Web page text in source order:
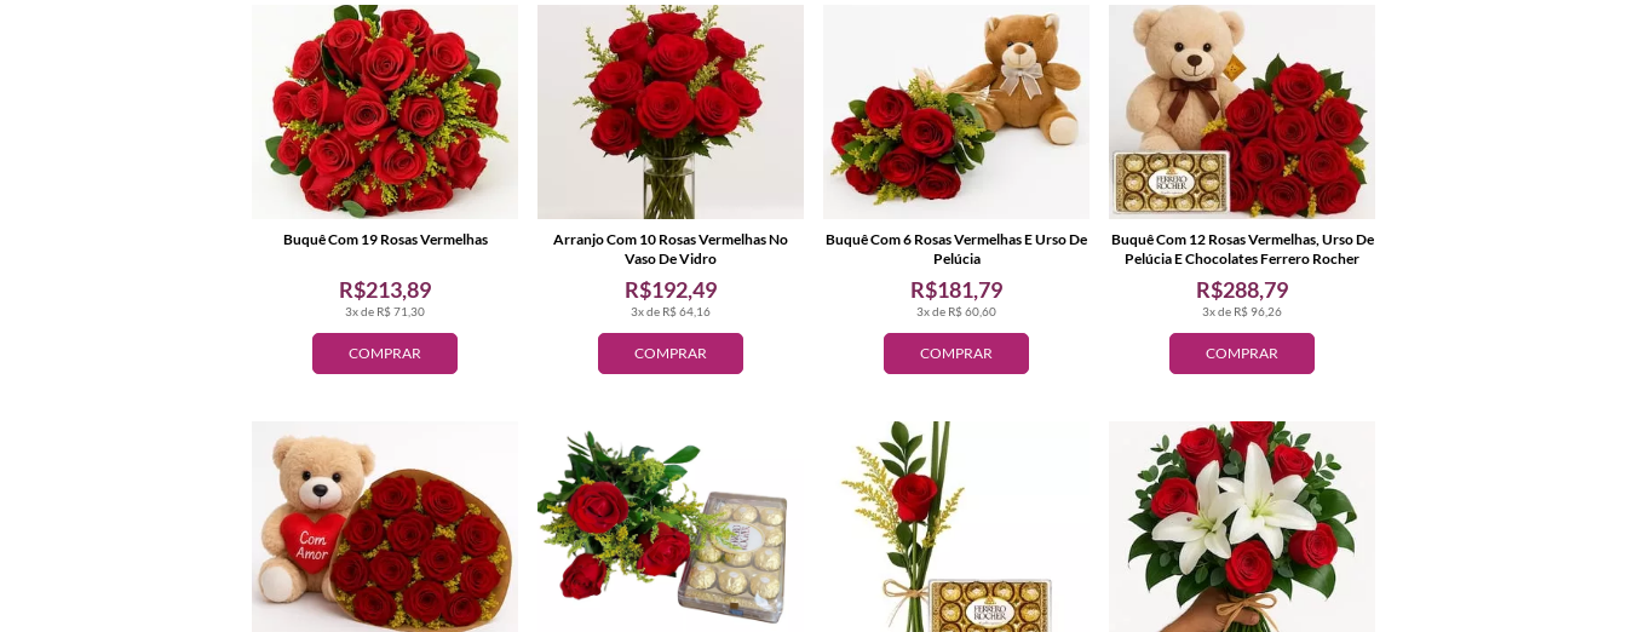
COMPRAR
3x de R$ 71,30
R$213,89
Buquê Com 19 Rosas Vermelhas
COMPRAR
3x de R$ 64,16
R$192,49
Arranjo Com 10 Rosas Vermelhas No
Vaso De Vidro
COMPRAR
3x de R$ 60,60
R$181,79
Buquê Com 6 Rosas Vermelhas E Urso De
Pelúcia
COMPRAR
3x de R$ 96,26
R$288,79
Buquê Com 12 Rosas Vermelhas, Urso De
Pelúcia E Chocolates Ferrero Rocher